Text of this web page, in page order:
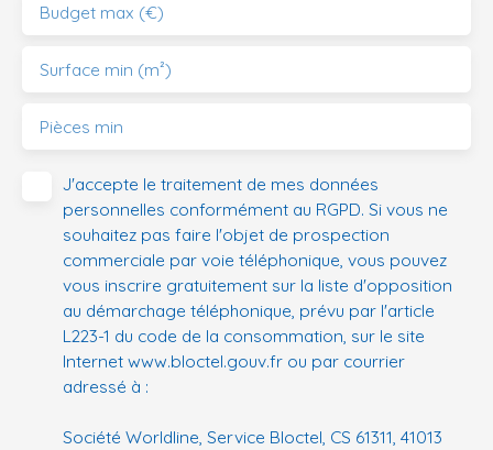
Budget max (€)
Surface min (m²)
Pièces min
J'accepte le traitement de mes données
personnelles conformément au RGPD. Si vous ne
souhaitez pas faire l'objet de prospection
commerciale par voie téléphonique, vous pouvez
vous inscrire gratuitement sur la liste d'opposition
au démarchage téléphonique, prévu par l'article
L223-1 du code de la consommation, sur le site
Internet www.bloctel.gouv.fr ou par courrier
adressé à :
Société Worldline, Service Bloctel, CS 61311, 41013